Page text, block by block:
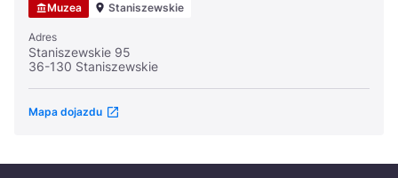
Muzea Staniszewskie
Adres
Staniszewskie 95
36-130 Staniszewskie
Mapa dojazdu